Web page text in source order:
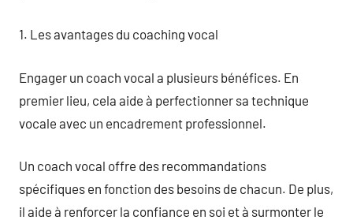
1. Les avantages du coaching vocal
Engager un coach vocal a plusieurs bénéfices. En
premier lieu, cela aide à perfectionner sa technique
vocale avec un encadrement professionnel.
Un coach vocal offre des recommandations
spécifiques en fonction des besoins de chacun. De plus,
il aide à renforcer la confiance en soi et à surmonter le